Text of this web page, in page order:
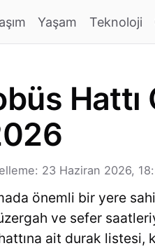
Yaşam Teknoloji
Hattı
23 Haziran 2026,
önemli bir yere
ve sefer
ait durak listesi,